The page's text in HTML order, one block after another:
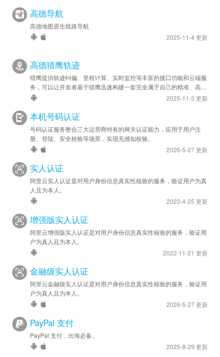
高德导航
高德地图原生线路导航
2025-11-4 更新
高德猎鹰轨迹
猎鹰提供轨迹纠偏、里程计算、实时监控等丰富的接口功能和云端服
务，可以让开发者基于猎鹰迅速构建一套完全属于自己的精准、高效
的轨迹管理系统，应用于车队管理、人员管理等领域。2025-11-3 更新
本机号码认证
号码认证服务整合三大运营商特有的网关认证能力，应用于用户注
册、登陆、安全校验等场景，实现无感知校验。
2026-5-27 更新
实人认证
阿里云实人认证是对用户身份信息真实性核验的服务，验证用户为真
人且为本人。
2023-4-25 更新
增强版实人认证
阿里云增强版实人认证是对用户身份信息真实性核验的服务，验证用
户为真人且为本人。
2022-11-21 更新
金融级实人认证
阿里云金融级实人认证是对用户身份信息真实性核验的服务，验证用
户为真人且为本人。
2026-5-27 更新
PayPal 支付
PayPal 支付，出海必备。
2025-8-29 更新